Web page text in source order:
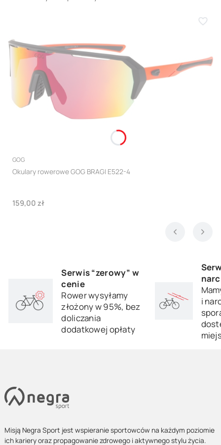
PRODUCENT
GOG
Okulary rowerowe GOG BRAGI E522-4
Cena
159,00 zł
Serwis “zerowy” w
cenie
Rower wysyłamy
złożony w 95%, bez
doliczania
dodatkowej opłaty
i
Misją Negra Sport jest wspieranie sportowców na każdym poziomie
ich kariery oraz propagowanie zdrowego i aktywnego stylu życia.